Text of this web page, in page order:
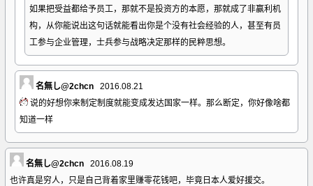
如果把受益都给予员工，那就不是投资方的本愿，那就成了非赢利机
构，从你能说出这句话就能看出你是个没有社会经验的人，甚至有员
工参与企业管理，士兵参与战略决定那样的民粹思想。
名無し@2chcn
2016.08.21
说的好想你来制定制度就能变成发达国家一样。那么断定，你好像啥都
知道一样
名無し@2chcn
2016.08.19
也许真是穷人，只是自己背着家里赚零花钱吧，毕竟日本人爱好援交。